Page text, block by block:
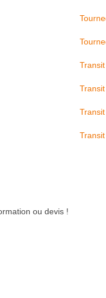
Transit
ou devis !